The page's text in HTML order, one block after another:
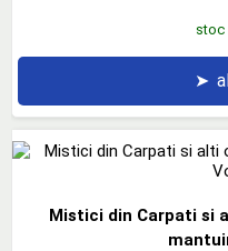
stoc
➤
Mistici din Carpati si